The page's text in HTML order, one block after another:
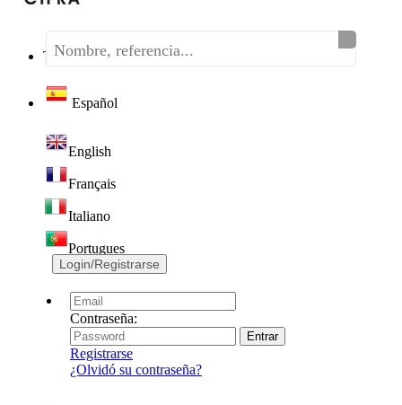
Teléfono:(+34) 968 320 046
Español
English
Français
Italiano
Portugues
Login/Registrarse
Contraseña:
Registrarse
¿Olvidó su contraseña?